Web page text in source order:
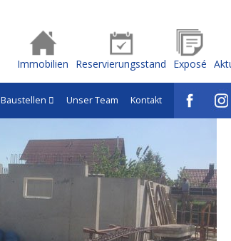
Immobilien Reservierungsstand Exposé
Baustellen Unser Team Kontakt